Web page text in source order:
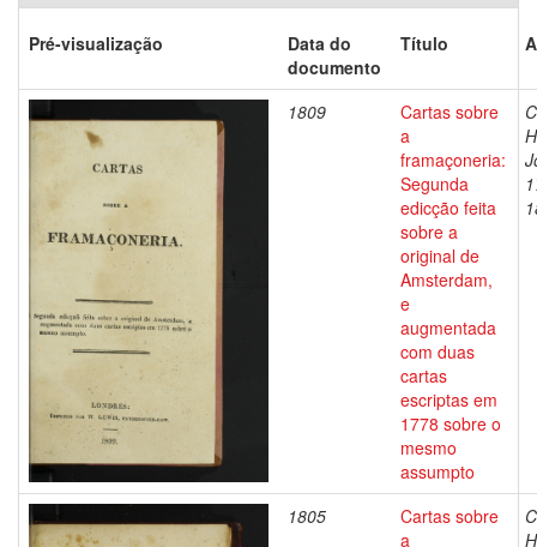
Pré-visualização
Data do
documento
Título
1809
Cartas sobre
a
framaçoneria:
Segunda
edicção feita
sobre a
original de
Amsterdam,
e
augmentada
com duas
cartas
escriptas em
1778 sobre o
mesmo
assumpto
1805
Cartas sobre
a